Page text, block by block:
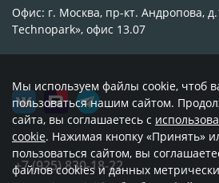
Офис: г. Москва, пр-кт. Андропова,
Technopark», офис 13.07
+7 (925) 830-18-22
Мы используем файлы cookie, чтоб
пользоваться нашим сайтом.
сайта, вы соглашаетесь с
cookie. Нажимая кнопку «Принять»
пользоваться сайтом, вы
файлов cookies и данных